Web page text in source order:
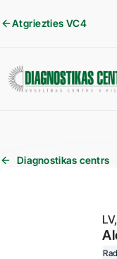
Atgriezties VC4
Diagnostikas centrs
LV